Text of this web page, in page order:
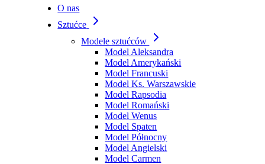
O nas
Sztućce
Modele sztućców
Model Aleksandra
Model Amerykański
Model Francuski
Model Ks. Warszawskie
Model Rapsodia
Model Romański
Model Wenus
Model Spaten
Model Północny
Model Angielski
Model Carmen